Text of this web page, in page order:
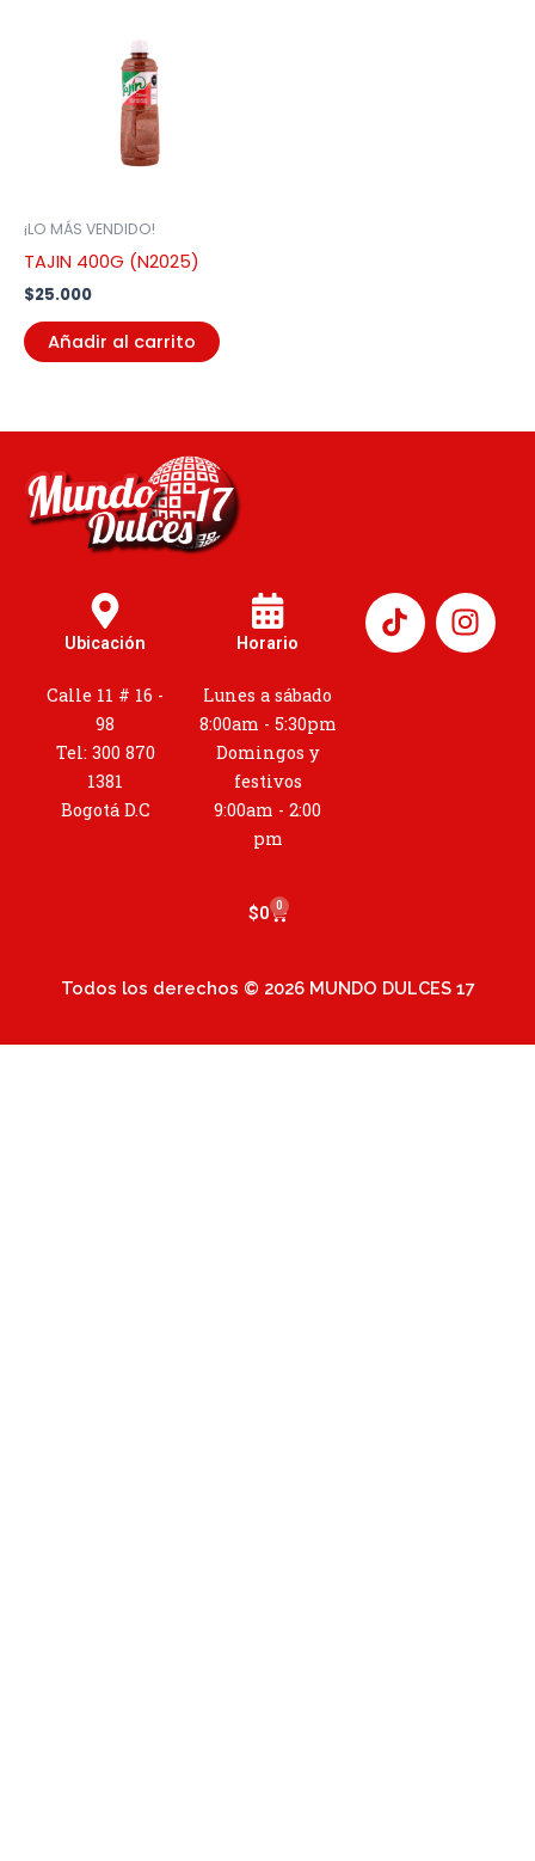
¡LO MÁS VENDIDO!
TAJIN 400G (N2025)
$25.000
Añadir al carrito
Ubicación
Calle 11 # 16 -
98
Tel: 300 870
1381
Bogotá D.C
Horario
Lunes a sábado
8:00am - 5:30pm
Domingos y
festivos
9:00am - 2:00
pm
I
n
s
$0 0
Cart
Todos los derechos © 2026 MUNDO DULCES 17